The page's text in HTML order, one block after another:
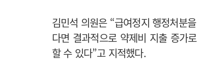
김민석 의원은 “급여정지 행정처분
다면 결과적으로 약제비 지출 증가
할 수 있다”고 지적했다.